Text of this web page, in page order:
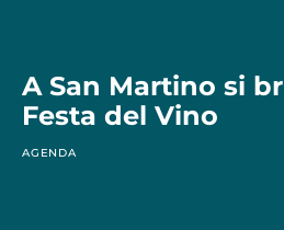
A San Martino si
Festa del Vino
AGENDA